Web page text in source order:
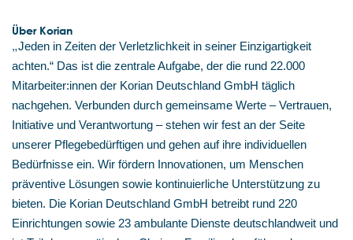
Über Korian
„Jeden in Zeiten der Verletzlichkeit in seiner Einzigartigkeit
achten.“ Das ist die zentrale Aufgabe, der die rund 22.000
Mitarbeiter:innen der Korian Deutschland GmbH täglich
nachgehen. Verbunden durch gemeinsame Werte – Vertrauen,
Initiative und Verantwortung – stehen wir fest an der Seite
unserer Pflegebedürftigen und gehen auf ihre individuellen
Bedürfnisse ein. Wir fördern Innovationen, um Menschen
präventive Lösungen sowie kontinuierliche Unterstützung zu
bieten. Die Korian Deutschland GmbH betreibt rund 220
Einrichtungen sowie 23 ambulante Dienste deutschlandweit und